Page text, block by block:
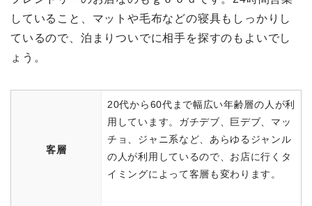
していること、マットや毛布などの寝具もしっかりし
ているので、泊まりついでに相手を探すのもよいでし
ょう。
客層
20代から60代まで幅広い年齢層の人が利
用しています。ガチデブ、巨デブ、マッ
チョ、ジャニ系など、あらゆるジャンル
の人が利用しているので、お店に行くタ
イミングによって客層も変わります。